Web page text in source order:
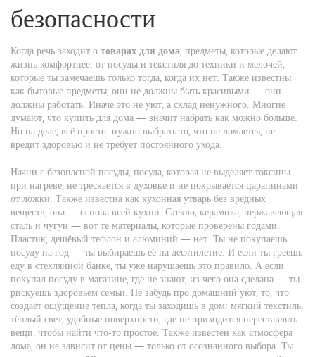
безопасности
Когда речь заходит о товарах для дома, предметы, которые делают
жизнь комфортнее: от посуды и текстиля до техники и мелочей,
которые ты замечаешь только тогда, когда их нет. Также известны
как бытовые предметы, они не должны быть красивыми — они
должны работать. Иначе это не уют, а склад ненужного. Многие
думают, что купить для дома — значит набрать как можно больше.
Но на деле, всё просто: нужно выбрать то, что не ломается, не
вредит здоровью и не требует постоянного ухода.
Начни с безопасной посуды, посуда, которая не выделяет токсины
при нагреве, не трескается в духовке и не покрывается царапинами
от ложки. Также известна как кухонная утварь без вредных
веществ, она — основа всей кухни. Стекло, керамика, нержавеющая
сталь и чугун — вот те материалы, которые проверены годами.
Пластик, дешёвый тефлон и алюминий — нет. Ты не покупаешь
посуду на год — ты выбираешь её на десятилетие. И если ты греешь
еду в стеклянной банке, ты уже нарушаешь это правило. А если
покупал посуду в магазине, где не знают, из чего она сделана — ты
рискуешь здоровьем семьи. Не забудь про домашний уют, то, что
создаёт ощущение тепла, когда ты заходишь в дом: мягкий текстиль,
тёплый свет, удобные поверхности, где не приходится переставлять
вещи, чтобы найти что-то простое. Также известен как атмосфера
дома, он не зависит от цены — только от осознанного выбора. Ты